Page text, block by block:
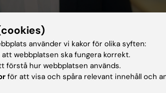
Sirborn
vid institutionen för molekylär
använder vi kakor för olika syften:
att webbplatsen ska fungera korrekt.
förstå hur webbplatsen används.
för att visa och spåra relevant innehåll och